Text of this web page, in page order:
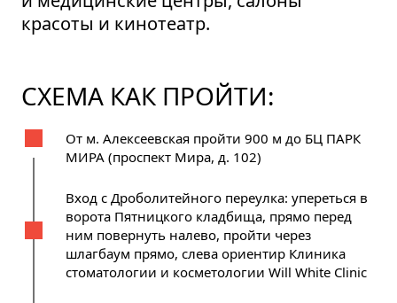
красоты и кинотеатр.
СХЕМА КАК ПРОЙТИ:
От м. Алексеевская пройти 900 м до БЦ ПАРК
МИРА (проспект Мира, д. 102)
Вход с Дроболитейного переулка: упереться в
ворота Пятницкого кладбища, прямо перед
ним повернуть налево, пройти через
шлагбаум прямо, слева ориентир Клиника
стоматологии и косметологии Will White Clinic